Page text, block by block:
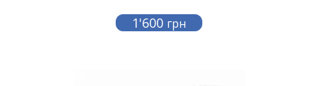
1'600 грн